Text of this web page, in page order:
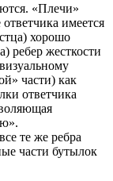
«Плечи»
имеется
хорошо
ребер жесткости
части) как
ответчика
те же ребра
части бутылок